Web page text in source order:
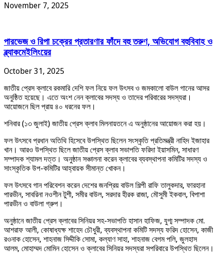
November 7, 2025
পারভেজ ও রিপা চক্রের প্রতারণার ফাঁদে বহু তরুণ, অভিযোগ বহুবিবাহ ও
ব্ল্যাকমেইলিংয়ের
October 31, 2025
জাতীয় প্রেস ক্লাবে রকমারি দেশি ফল নিয়ে ফল উৎসব ও জমকালো বাউল গানের আসর
অনুষ্ঠিত হয়েছে। এতে অংশ নেন ক্লাবের সদস্য ও তাদের পরিবারের সদস্যরা।
আয়োজনে ছিল প্রায় ৪০ ধরনের ফল।
শনিবার (১৩ জুলাই) জাতীয় প্রেস ক্লাব মিলনায়তনে এ অনুষ্ঠানের আয়োজন করা হয়।
ফল উৎসবে প্রধান অতিথি হিসেবে উপস্থিত ছিলেন সংস্কৃতি প্রতিমন্ত্রী নাহিদ ইজাহার
খান। আরও উপস্থিত ছিলে জাতীয় প্রেস ক্লাব সভাপতি ফরিদা ইয়াসমিন, সাধারণ
সম্পাদক শ্যামল দত্ত। অনুষ্ঠান সঞ্চালনা করেন ক্লাবের ব্যবস্থাপনা কমিটির সদস্য ও
সাংস্কৃতিক উপ-কমিটির আহ্বায়ক সীমান্ত খোকন।
ফল উৎসবে গান পরিবেশন করেন দেশের জনপ্রিয় বাউল শিল্পী রাফি তালুকদার, ফারহানা
পারভীন, সাবরিনা নওশীন টুশী, সমীর বাউল, সরদার হীরক রাজা, মৌসুমী ইকবাল, বিপাশা
পারভীন ও বাউলা গ্রুপ।
অনুষ্ঠানে জাতীয় প্রেস ক্লাবের সিনিয়র সহ-সভাপতি হাসান হাফিজ, যুগ্ম সম্পাদক মো.
আশরাফ আলী, কোষাধ্যক্ষ শাহেদ চৌধুরী, ব্যবস্থাপনা কমিটি সদস্য ফরিদ হোসেন, কাজী
রওনাক হোসেন, শাহনাজ সিদ্দীকি সোমা, কল্যাণ সাহা, শাহনাজ বেগম পলি, জুলহাস
আলম, মোহাম্মদ মোমিন হোসেন ও ক্লাবের সিনিয়র সদস্যরা সপরিবারে উপস্থিত ছিলেন।